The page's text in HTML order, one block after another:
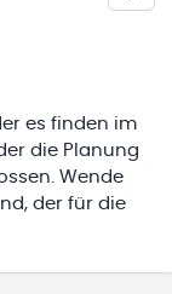
es finden im
die Planung
Wende
der für die